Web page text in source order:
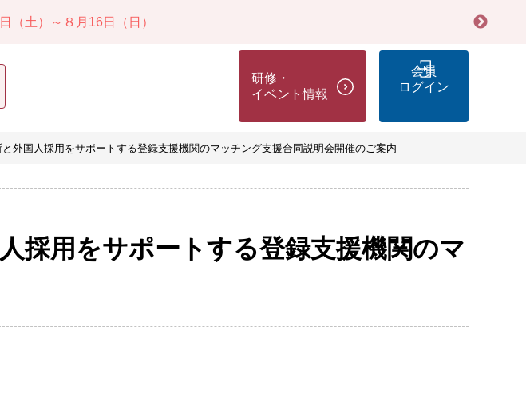
（土）～８月16日（日）
研修・
イベント情報
会員
ログイン
外国人採用をサポートする登録支援機関のマッチング支援合同説明会開催のご案内
採用をサポートする登録支援機関のマ